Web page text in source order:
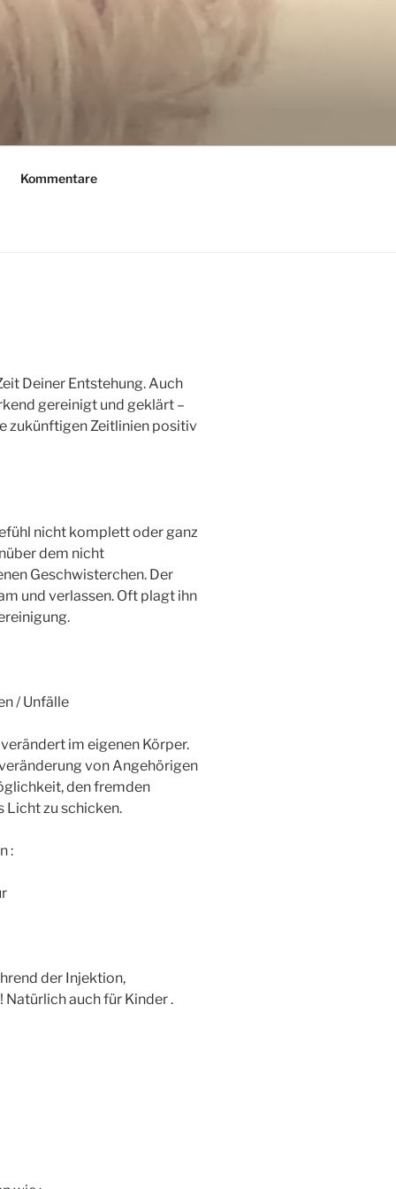
Kommentare
Deiner Entstehung. Auch
gereinigt und geklärt –
zukünftigen Zeitlinien positiv
nicht komplett oder ganz
dem nicht
Geschwisterchen. Der
und verlassen. Oft plagt ihn
/ Unfälle
im eigenen Körper.
von Angehörigen
den fremden
Licht zu schicken.
:
der Injektion,
Natürlich auch für Kinder .